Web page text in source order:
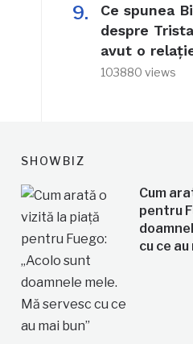
Ce spunea
despre
avut o
103880 views
SHOWBIZ
Cum
pentru
cu ce au